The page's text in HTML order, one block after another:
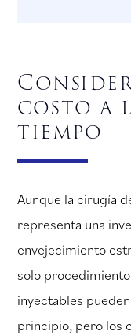
costo a
tiempo
Aunque la cirugía
representa una
envejecimiento
solo
inyectables
principio, pero los